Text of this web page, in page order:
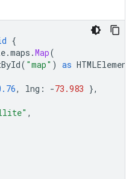
{
.maps .Map(
( "map" ) as HTMLElement
, lng : -73.983 },
,